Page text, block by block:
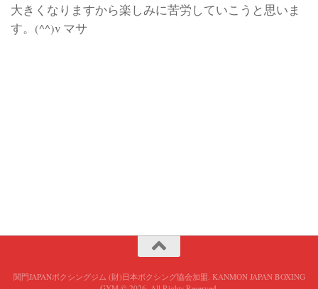
大きくなりますから楽しみに苦労していこうと思いま
す。(^^)v マサ
関門JAPANボクシングジム (財)日本ボクシング協会加盟. KANMON JAPAN BOXING